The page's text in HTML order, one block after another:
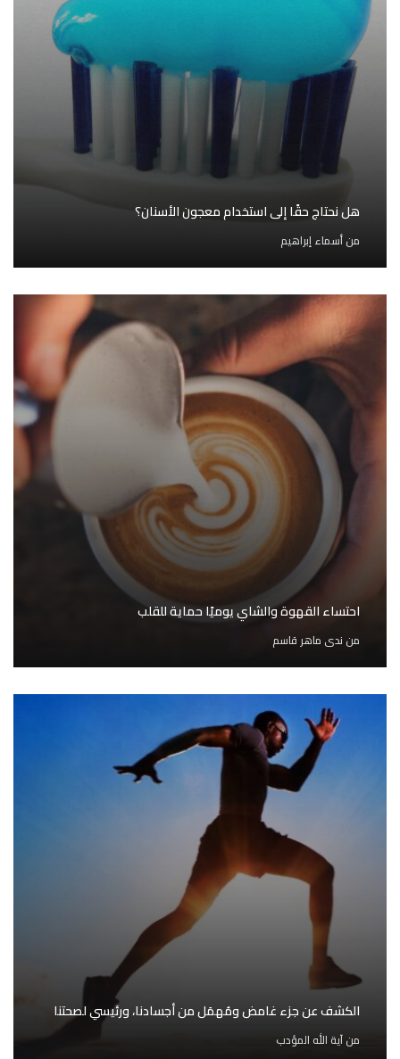
هل نحتاج حقًا إلى استخدام معجون الأسنان؟
منأسماء إبراهيم
احتساء القهوة والشاي يوميًا حماية للقلب
من ندى ماهر قاسم
الكشف عن جزء غامض ومُهمَل من أجسادنا، ورئيسي لصحتنا
منآية الله المؤدب